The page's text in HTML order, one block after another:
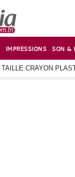
IMPRESSIONS SON &
TAILLE CRAYON